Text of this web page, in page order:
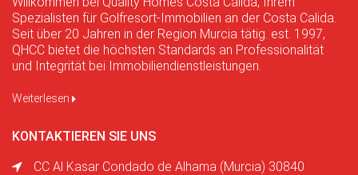
Spezialisten für Golfresort-Immobilien an der Costa Calida.
Seit über 20 Jahren in der Region Murcia tätig. est. 1997,
QHCC bietet die höchsten Standards an Professionalität
und Integrität bei Immobiliendienstleistungen.
Weiterlesen
KONTAKTIEREN SIE UNS
CC Al Kasar Condado de Alhama (Murcia) 30840